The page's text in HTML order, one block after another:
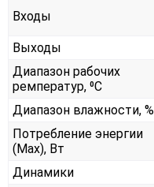
Входы
Выходы
Диапазон рабочих
ремператур, ⁰С
Диапазон влажности, %
Потребление энергии
(Max), Вт
Динамики